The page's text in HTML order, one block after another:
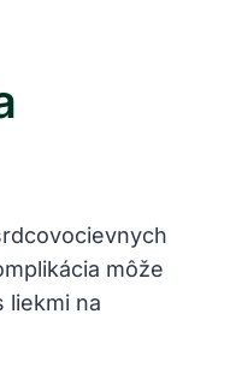
môže
liekmi na